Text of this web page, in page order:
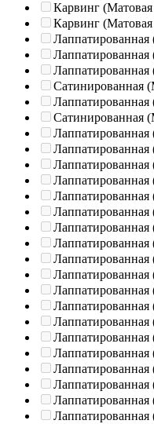
Карвинг
Карвинг
Лаппатированная
Лаппатированная
Лаппатированная
Сатинированная
Лаппатированная
Сатинированная
Лаппатированная
Лаппатированная
Лаппатированная
Лаппатированная
Лаппатированная
Лаппатированная
Лаппатированная
Лаппатированная
Лаппатированная
Лаппатированная
Лаппатированная
Лаппатированная
Лаппатированная
Лаппатированная
Лаппатированная
Лаппатированная
Лаппатированная
Лаппатированная
Лаппатированная